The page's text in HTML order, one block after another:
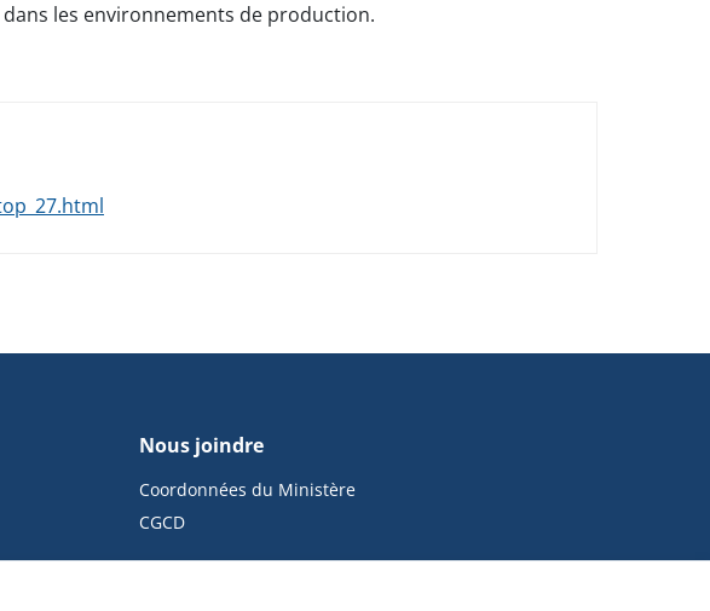
les environnements de production.
Nous joindre
Coordonnées du Ministère
CGCD